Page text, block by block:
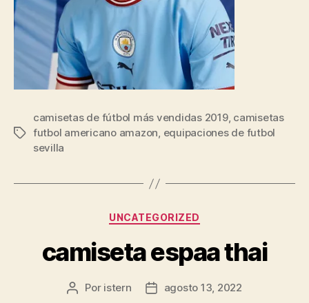
Etiquetas
camisetas de fútbol más vendidas 2019, camisetas
futbol americano amazon, equipaciones de futbol
sevilla
Categorías
UNCATEGORIZED
camiseta espaa thai
Autor
Por istern
Fechaagosto 13, 2022